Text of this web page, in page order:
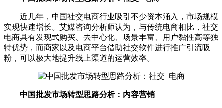
近几年，中国社交电商行业吸引不少资本涌入，市场规模
实现快速增长。艾媒咨询分析师认为，与传统电商相比，社交
电商具有发现式购买、去中心化、场景丰富、用户黏性高等独
特优势，而商家以及电商平台借助社交软件进行推广引流吸
粉，可以极大地提升线上渠道的运营效率。
中国批发市场转型思路分析：内容营销